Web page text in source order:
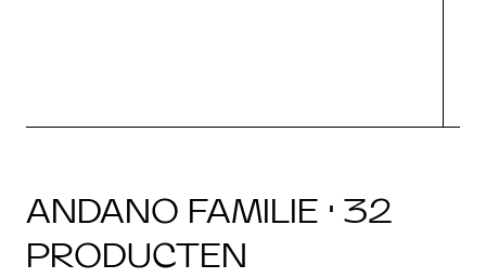
ANDANO FAMILIE · 32
PRODUCTEN